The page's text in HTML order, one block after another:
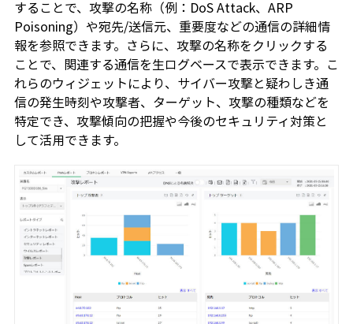
することで、攻撃の名称（例：DoS Attack、ARP
Poisoning）や宛先/送信元、重要度などの通信の詳細情
報を参照できます。さらに、攻撃の名称をクリックする
ことで、関連する通信を生ログベースで表示できます。こ
れらのウィジェットにより、サイバー攻撃と疑わしき通
信の発生時刻や攻撃者、ターゲット、攻撃の種類などを
特定でき、攻撃傾向の把握や今後のセキュリティ対策と
して活用できます。